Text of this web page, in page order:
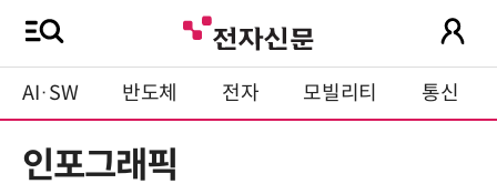
AI·SW 반도체 전자 모빌리티 통신
인포그래픽